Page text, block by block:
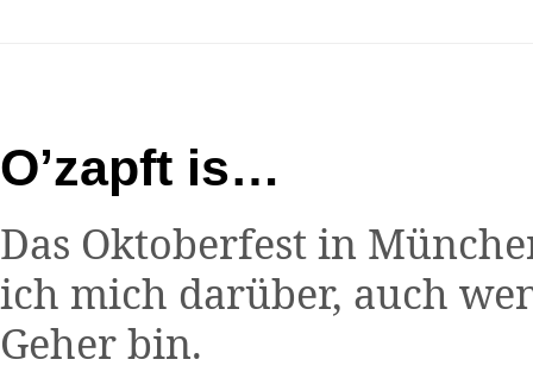
O’zapft is…
Das Oktoberfest in
ich mich darüber, auch
Geher bin.